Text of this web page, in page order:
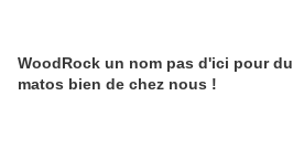
WoodRock un nom pas d'ici pour du
matos bien de chez nous !